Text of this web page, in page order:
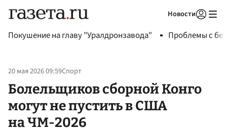
Новости
Покушение на главу "Уралдронзавода" Проблемы с
20 мая 2026 09:59Спорт
Болельщиков сборной Конго
могут не пустить в США
на ЧМ-2026